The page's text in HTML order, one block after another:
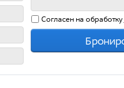
Согласен на обработку